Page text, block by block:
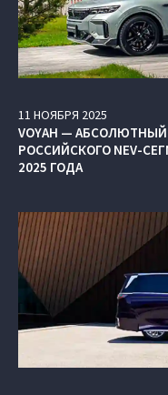
11 НОЯБРЯ 2025
VOYAH —
РОССИЙСКОГО NEV-
2025 ГОДА